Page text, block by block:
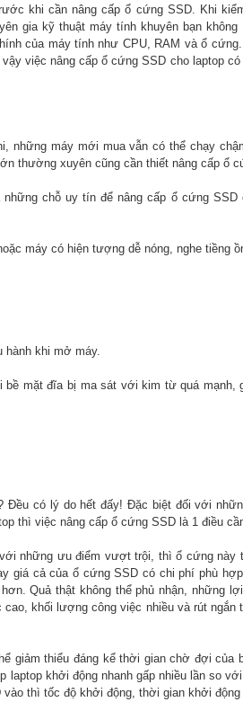
khi cần nâng cấp ổ cứng SSD. Khi
gia kỹ thuật máy tính khuyên bạn không
của máy tính như CPU, RAM và ổ
việc nâng cấp ổ cứng SSD cho laptop có
những máy mới mua vẫn có thể chạy
thường xuyên cũng cần thiết nâng cấp ổ
chỗ uy tín để nâng cấp ổ cứng SSD
máy có hiện tượng dễ nóng, nghe tiềng
hành khi mở máy.
bề mặt đĩa bị ma sát với kim từ quá mạnh,
có lý do hết đấy! Đặc biệt đối với
thì việc nâng cấp ổ cứng SSD là 1 điều
những ưu điểm vượt trội, thì ổ cứng này
giá cả của ổ cứng SSD có chi phí phù
Quả thật không thể phủ nhận, những
khối lượng công việc nhiều và rút ngắn
giảm thiểu đáng kể thời gian chờ đợi của
laptop khởi động nhanh gấp nhiều lần so
thì tốc độ khởi động, thời gian khởi động